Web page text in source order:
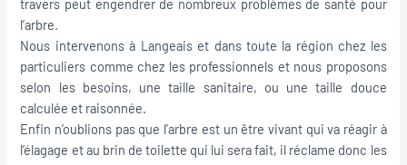
travers peut engendrer de nombreux problèmes de santé pour
l’arbre.
Nous intervenons à Langeais et dans toute la région chez les
particuliers comme chez les professionnels et nous proposons
selon les besoins, une taille sanitaire, ou une taille douce
calculée et raisonnée.
Enfin n’oublions pas que l’arbre est un être vivant qui va réagir à
l’élagage et au brin de toilette qui lui sera fait, il réclame donc les